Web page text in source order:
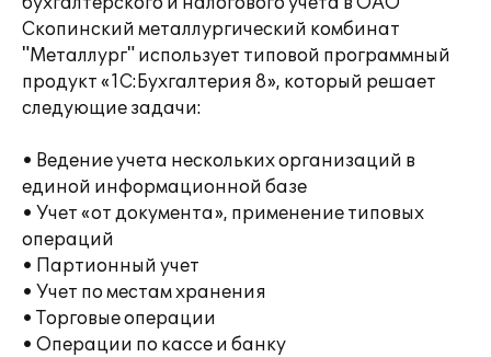
Скопинский металлургический комбинат
"Металлург" использует типовой программный
продукт «1С:Бухгалтерия 8», который решает
следующие задачи:
• Ведение учета нескольких организаций в
единой информационной базе
• Учет «от документа», применение типовых
операций
• Партионный учет
• Учет по местам хранения
• Торговые операции
• Операции по кассе и банку